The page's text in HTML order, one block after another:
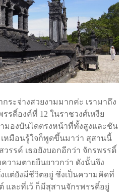
ระจ่างสวยงามมากค่ะ เรามาถึง
รดิ์องค์ที่ 12 ในราชวงศ์เหงีย
มองบันไดตรงหน้าที่ทั้งสูงและชัน
หมือนรู้ใจก็พูดขึ้นมาว่า สุสานนี้
วรรค์ เธอยังบอกอีกว่า จักรพรรดิ์
วามตายยืนยาวกว่า ดังนั้นจึง
แต่ยังมีชีวิตอยู่ ซึ่งเป็นความคิดที่
และที่เว้ ก็มีสุสานจักรพรรดิ์อยู่